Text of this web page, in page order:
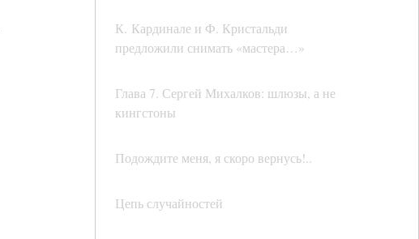
К. Кардинале и Ф. Кристальди
предложили снимать «мастера…»
Глава 7. Сергей Михалков: шлюзы, а не
кингстоны
Подождите меня, я скоро вернусь!..
Цепь случайностей